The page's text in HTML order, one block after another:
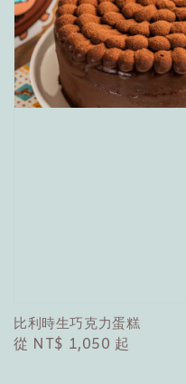
比利時生巧克力蛋糕
Regular
從 NT$ 1,050 起